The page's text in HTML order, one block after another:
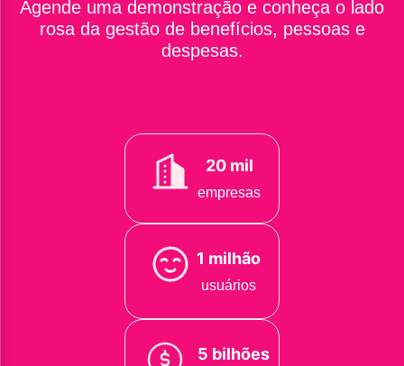
Agende uma demonstração e conheça o lado
rosa da gestão de benefícios, pessoas e
despesas.
20 mil
empresas
1 milhão
usuários
5 bilhões